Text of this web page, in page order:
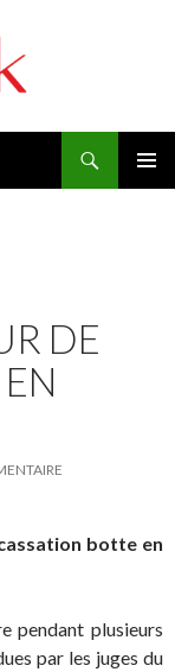
DE
botte en
pendant plusieurs
par les juges du